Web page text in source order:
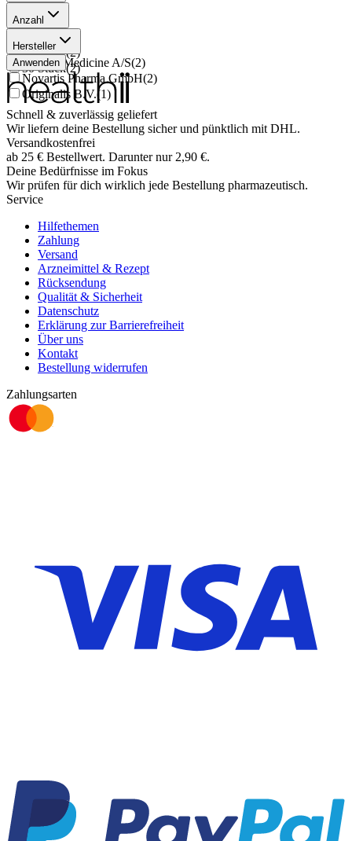
Anzahl
60 Stück (1
90 Stück(2)
30 Stück(2)
Hersteller
Abacus Medicine A/S(2)
Novartis Pharma GmbH(2)
Originalis B.V.(1)
Anwenden
Schnell & zuverlässig geliefert
Wir liefern deine Bestellung sicher und pünktlich mit DHL.
Versandkostenfrei
ab 25 € Bestellwert. Darunter nur 2,90 €.
Deine Bedürfnisse im Fokus
Wir prüfen für dich wirklich jede Bestellung pharmazeutisch.
Service
Hilfethemen
Zahlung
Versand
Arzneimittel & Rezept
Rücksendung
Qualität & Sicherheit
Datenschutz
Erklärung zur Barrierefreiheit
Über uns
Kontakt
Bestellung widerrufen
Zahlungsarten